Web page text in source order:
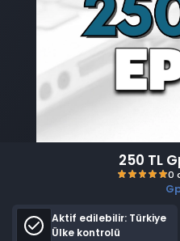
250 TL
Aktif edilebilir:Türkiye
Ülke kontrolü